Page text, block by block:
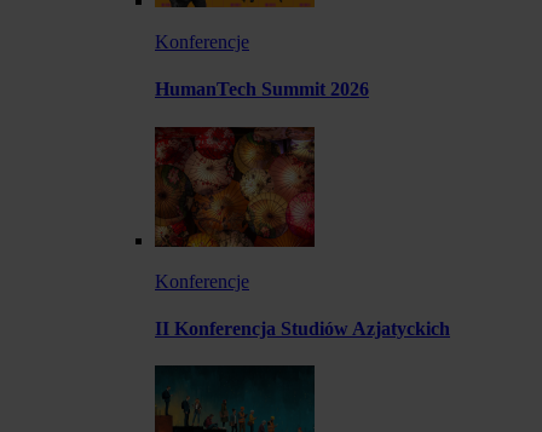
Konferencje
HumanTech Summit 2026
Konferencje
II Konferencja Studiów Azjatyckich